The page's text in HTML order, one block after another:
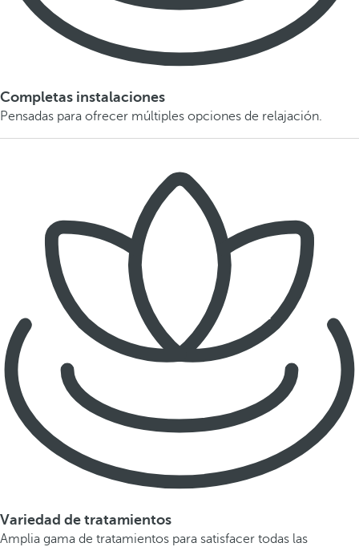
Completas instalaciones
Pensadas para ofrecer múltiples opciones de relajación.
Variedad de tratamientos
Amplia gama de tratamientos para satisfacer todas las